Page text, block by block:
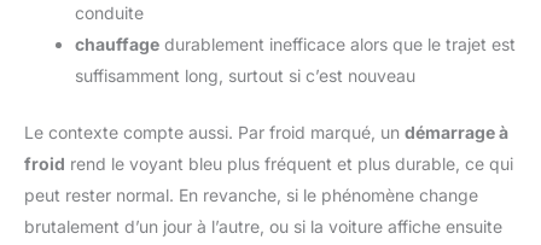
conduite
chauffage durablement inefficace alors que le trajet est
suffisamment long, surtout si c’est nouveau
Le contexte compte aussi. Par froid marqué, un démarrage à
froid rend le voyant bleu plus fréquent et plus durable, ce qui
peut rester normal. En revanche, si le phénomène change
brutalement d’un jour à l’autre, ou si la voiture affiche ensuite